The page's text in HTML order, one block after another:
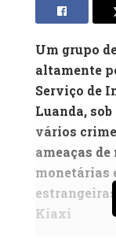
Um grupo
altamente
Serviço de
Luanda,
vários
ameaças de
monetárias
Kiaxi